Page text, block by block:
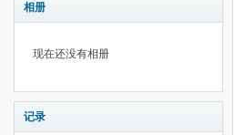
相册
现在还没有相册
记录